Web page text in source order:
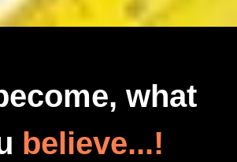
what
believe...!